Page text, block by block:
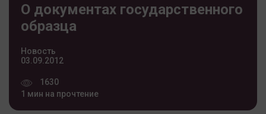
О документах государственного
образца
Новость
03.09.2012
1630
1 мин на прочтение